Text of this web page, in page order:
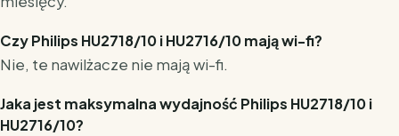
Czy Philips HU2718/10 i HU2716/10 mają wi-fi?
Nie, te nawilżacze nie mają wi-fi.
Jaka jest maksymalna wydajność Philips HU2718/10 i
HU2716/10?